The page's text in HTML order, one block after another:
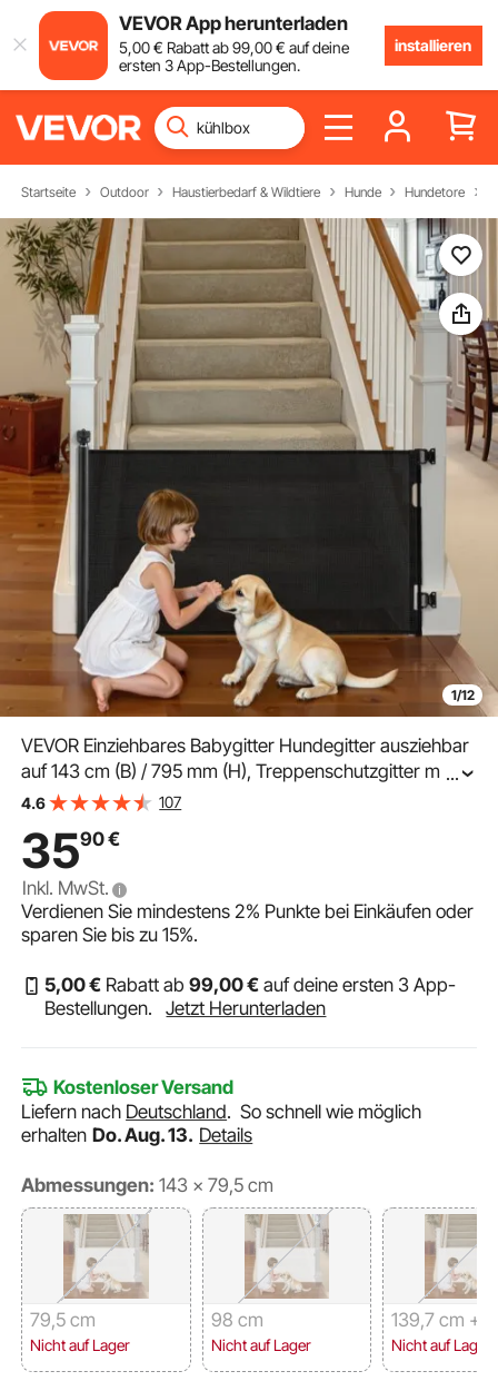
VEVOR App herunterladen
5,00€ Rabatt ab99,00€ auf deine
ersten 3 App-Bestellungen.
installieren
Startseite Outdoor Haustierbedarf & Wildtiere Hunde Hundetore
1/12
VEVOR Einziehbares Babygitter Hundegitter ausziehbar
auf 143 cm (B) / 795 mm (H), Treppenschutzgitter mit
Sicherheitsschloss, Schutzgitter aus Netzgewebe für
...
4.6 107
3590€
Inkl. MwSt.
Verdienen Sie mindestens2% Punkte bei Einkäufen oder
sparen Sie bis zu15%.
5,00€ Rabatt ab99,00€ auf deine ersten 3 App-
Bestellungen.
Jetzt Herunterladen
Kostenloser Versand
Liefern nach Deutschland.So schnell wie möglich
erhalten Do. Aug. 13. Details
Abmessungen: 143 × 79,5 cm
79,5 cm
Nicht auf Lager
98 cm
Nicht auf Lager
139,7 cm +
m
Nicht auf Lager